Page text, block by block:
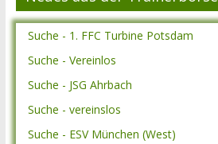
Suche - 1. FFC Turbine Potsdam
Suche - Vereinlos
Suche - JSG Ahrbach
Suche - vereinslos
Suche - ESV München (West)